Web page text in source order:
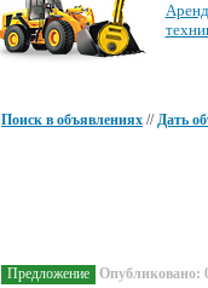
Поиск в объявлениях //Дать
Предложение Опубликовано: